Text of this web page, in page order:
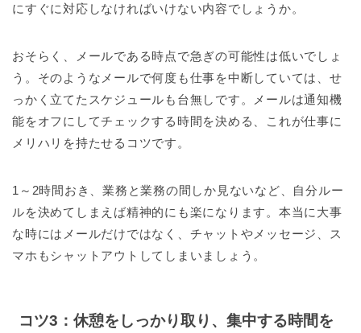
にすぐに対応しなければいけない内容でしょうか。
おそらく、メールである時点で急ぎの可能性は低いでしょ
う。そのようなメールで何度も仕事を中断していては、せ
っかく立てたスケジュールも台無しです。メールは通知機
能をオフにしてチェックする時間を決める、これが仕事に
メリハリを持たせるコツです。
1～2時間おき、業務と業務の間しか見ないなど、自分ルー
ルを決めてしまえば精神的にも楽になります。本当に大事
な時にはメールだけではなく、チャットやメッセージ、ス
マホもシャットアウトしてしまいましょう。
コツ3：休憩をしっかり取り、集中する時間を